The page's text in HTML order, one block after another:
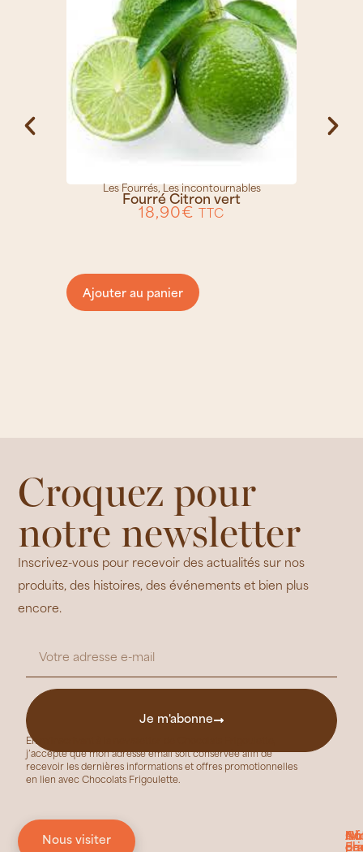
Les Fourrés, Les incontournables
Fourré Citron vert
18,90€ TTC
Ajouter au panier
Croquez pour
notre newsletter
Inscrivez-vous pour recevoir des actualités sur nos
produits, des histoires, des événements et bien plus
encore.
Je m'abonne
En m’inscrivant à la newsletter de Chocolats Frigoulette,
j’accepte que mon adresse email soit conservée afin de
recevoir les dernières informations et offres promotionnelles
en lien avec Chocolats Frigoulette.
Nous visiter
de